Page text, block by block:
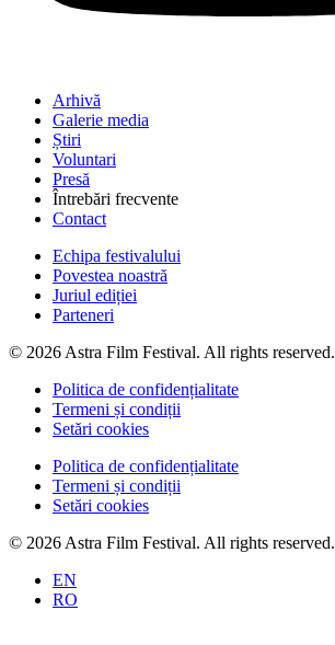
Arhivă
Galerie media
Știri
Voluntari
Presă
Întrebări frecvente
Contact
Echipa festivalului
Povestea noastră
Juriul ediției
Parteneri
© 2026 Astra Film Festival. All rights reserved.
Politica de confidențialitate
Termeni și condiții
Setări cookies
Politica de confidențialitate
Termeni și condiții
Setări cookies
© 2026 Astra Film Festival. All rights reserved.
EN
RO